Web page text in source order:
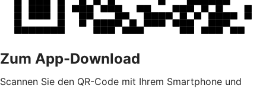
Zum App-Download
Scannen Sie den QR-Code mit Ihrem Smartphone und